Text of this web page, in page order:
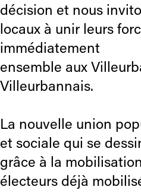
décision et nous
locaux à unir leurs
immédiatement
ensemble aux
Villeurbannais.
La nouvelle union
et sociale qui se
grâce à la
électeurs déjà